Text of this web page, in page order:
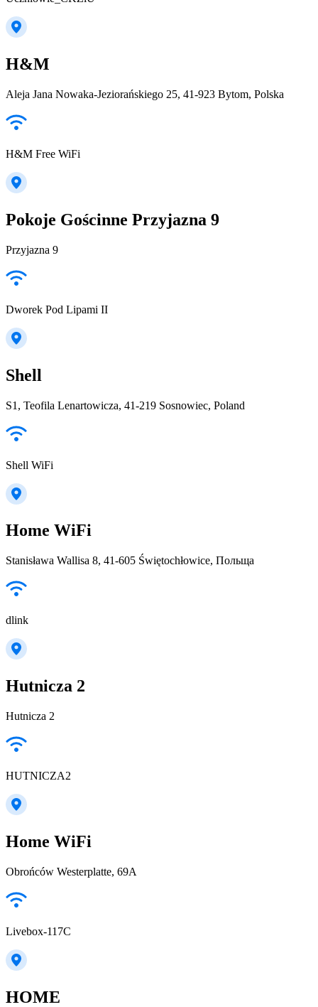
H&M
Aleja Jana Nowaka-Jeziorańskiego 25, 41-923 Bytom, Polska
H&M Free WiFi
Pokoje Gościnne Przyjazna 9
Przyjazna 9
Dworek Pod Lipami II
Shell
S1, Teofila Lenartowicza, 41-219 Sosnowiec, Poland
Shell WiFi
Home WiFi
Stanisława Wallisa 8, 41-605 Świętochłowice, Польща
dlink
Hutnicza 2
Hutnicza 2
HUTNICZA2
Home WiFi
Obrońców Westerplatte, 69A
Livebox-117C
HOME